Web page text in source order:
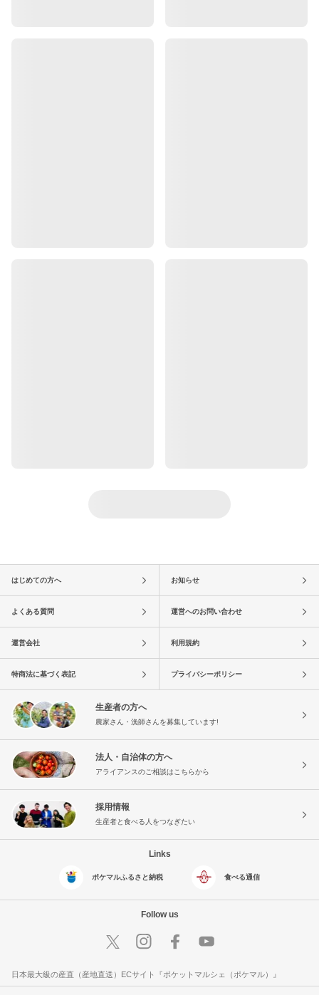
はじめての方へ お知らせ
よくある質問 運営へのお問い合わせ
運営会社 利用規約
特商法に基づく表記 プライバシーポリシー
生産者の方へ
農家さん・漁師さんを募集しています!
法人・自治体の方へ
アライアンスのご相談はこちらから
採用情報
生産者と食べる人をつなぎたい
Links
ポケマルふるさと納税 食べる通信
Follow us
日本最大級の産直（産地直送）ECサイト『ポケットマルシェ（ポケマル）』